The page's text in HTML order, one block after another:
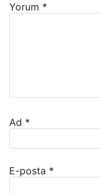
Yorum *
Ad *
E-posta *